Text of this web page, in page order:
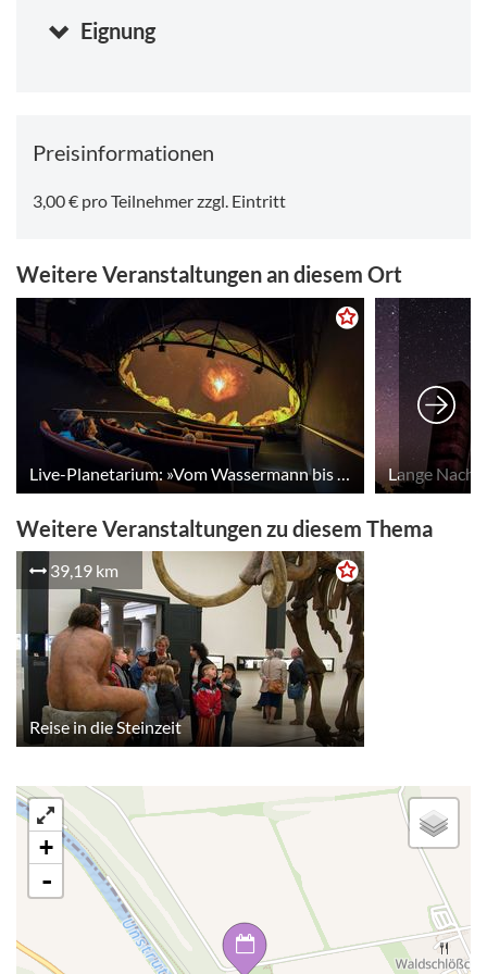
Eignung
Preisinformationen
3,00 € pro Teilnehmer zzgl. Eintritt
Weitere Veranstaltungen an diesem Ort
Lange
Weitere Veranstaltungen zu diesem Thema
39,19 km
Reise in die Steinzeit
+
-